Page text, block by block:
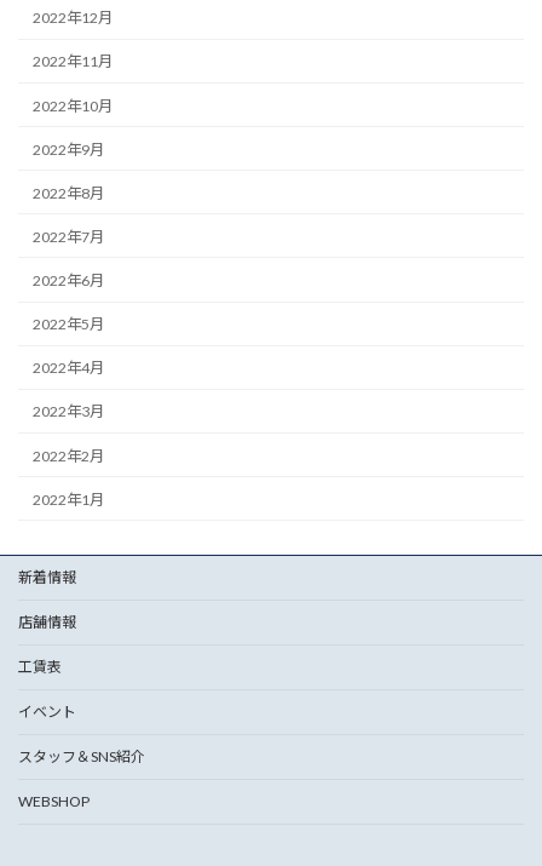
2022年12月
2022年11月
2022年10月
2022年9月
2022年8月
2022年7月
2022年6月
2022年5月
2022年4月
2022年3月
2022年2月
2022年1月
新着情報
店舗情報
工賃表
イベント
スタッフ＆SNS紹介
WEBSHOP